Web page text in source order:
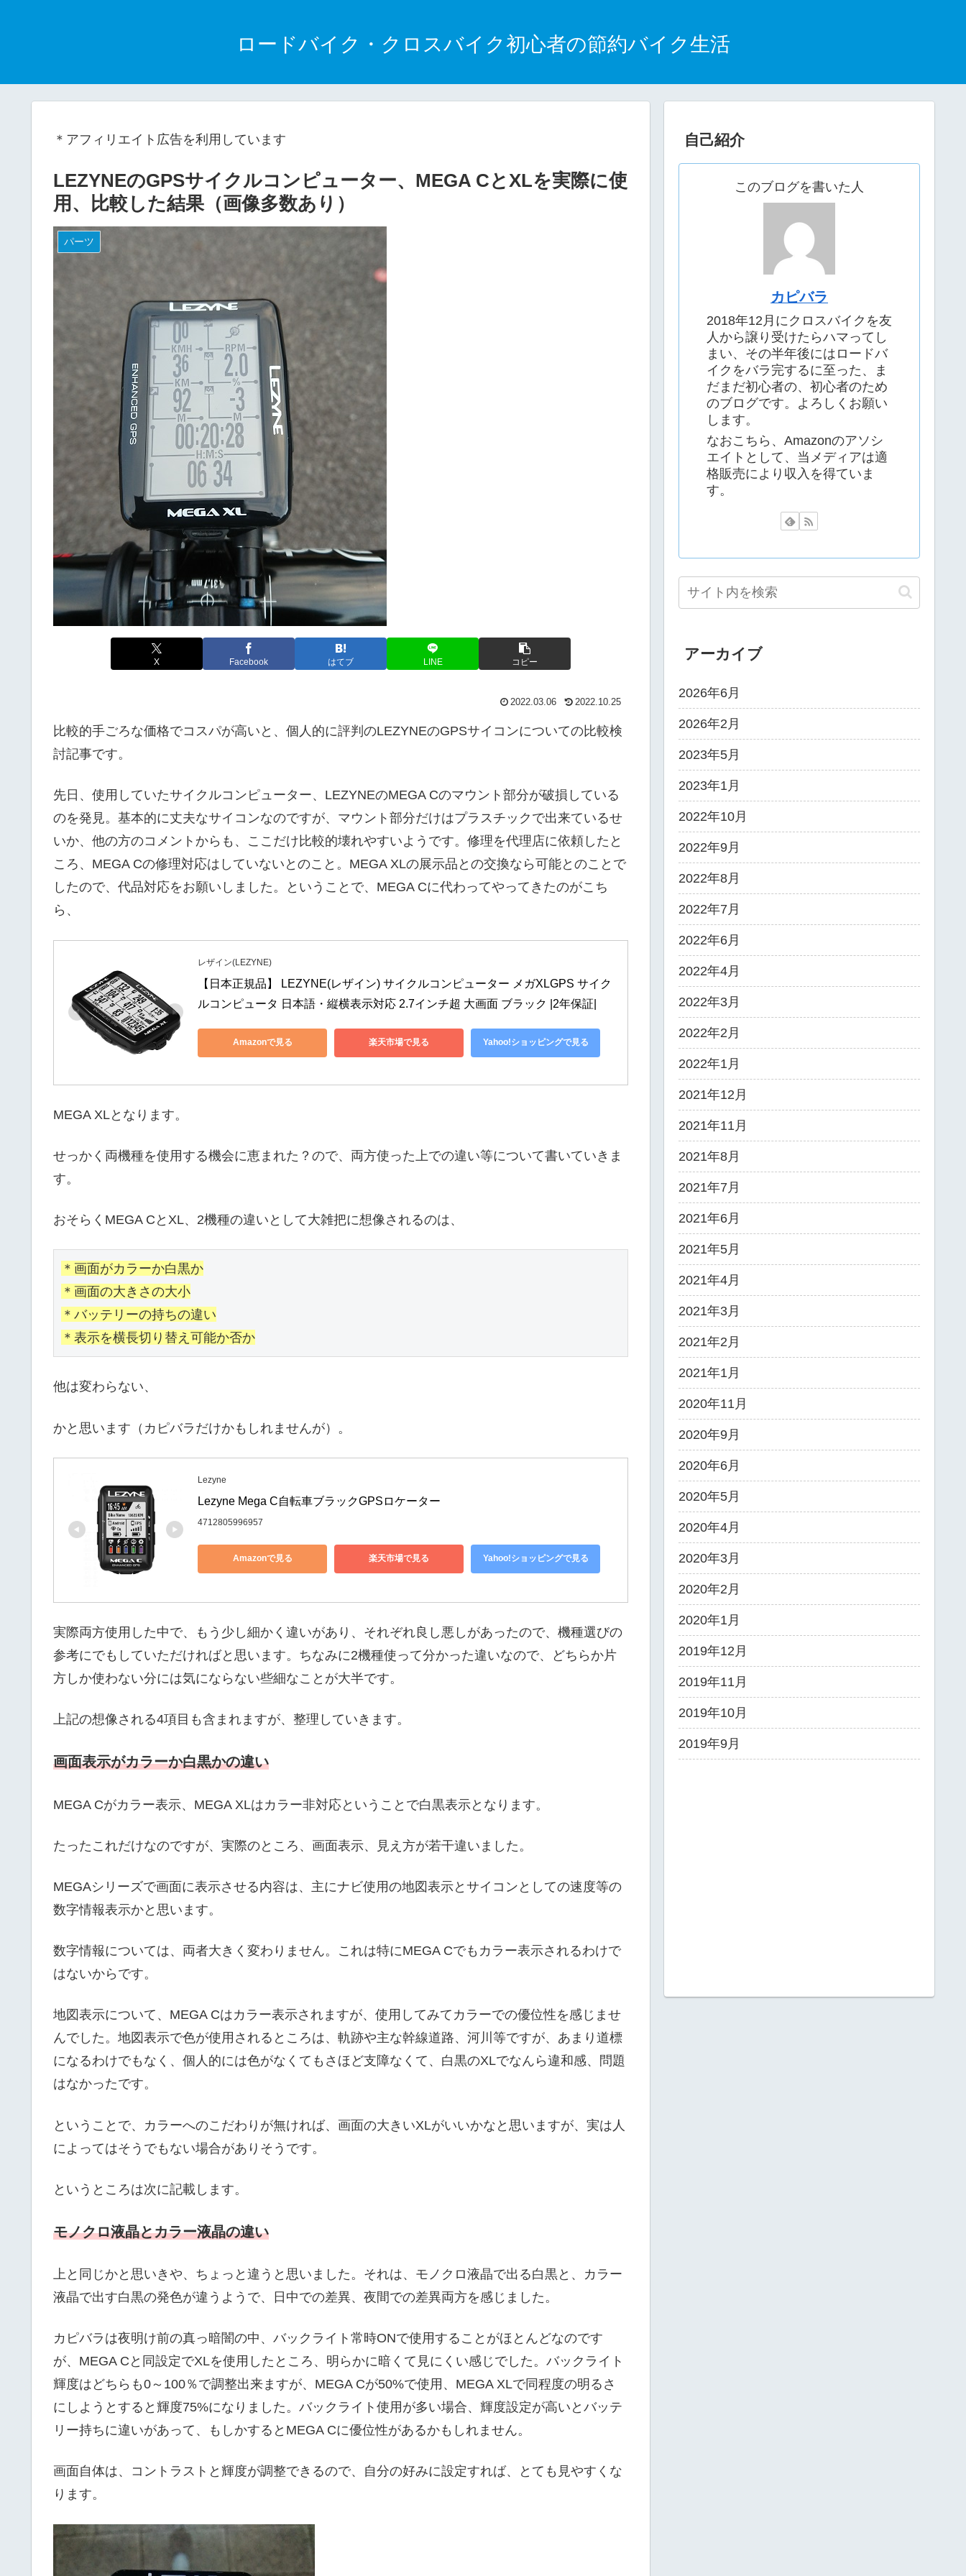
ロードバイク・クロスバイク初心者の節約バイク生活
＊アフィリエイト広告を利用しています
LEZYNEのGPSサイクルコンピューター、MEGA CとXLを実際に使
用、比較した結果（画像多数あり）
パーツ
X Facebook はてブ LINE コピー
2022.03.06 2022.10.25
比較的手ごろな価格でコスパが高いと、個人的に評判のLEZYNEのGPSサイコンについての比較検
討記事です。
先日、使用していたサイクルコンピューター、LEZYNEのMEGA Cのマウント部分が破損している
のを発見。基本的に丈夫なサイコンなのですが、マウント部分だけはプラスチックで出来ているせ
いか、他の方のコメントからも、ここだけ比較的壊れやすいようです。修理を代理店に依頼したと
ころ、MEGA Cの修理対応はしていないとのこと。MEGA XLの展示品との交換なら可能とのことで
したので、代品対応をお願いしました。ということで、MEGA Cに代わってやってきたのがこち
ら、
レザイン(LEZYNE)
【日本正規品】 LEZYNE(レザイン) サイクルコンピューター メガXLGPS サイク
ルコンピュータ 日本語・縦横表示対応 2.7インチ超 大画面 ブラック |2年保証|
Amazonで見る 楽天市場で見る Yahoo!ショッピングで見る
MEGA XLとなります。
せっかく両機種を使用する機会に恵まれた？ので、両方使った上での違い等について書いていきま
す。
おそらくMEGA CとXL、2機種の違いとして大雑把に想像されるのは、
＊画面がカラーか白黒か
＊画面の大きさの大小
＊バッテリーの持ちの違い
＊表示を横長切り替え可能か否か
他は変わらない、
かと思います（カピバラだけかもしれませんが）。
Lezyne
Lezyne Mega C自転車ブラックGPSロケーター
4712805996957
Amazonで見る 楽天市場で見る Yahoo!ショッピングで見る
実際両方使用した中で、もう少し細かく違いがあり、それぞれ良し悪しがあったので、機種選びの
参考にでもしていただければと思います。ちなみに2機種使って分かった違いなので、どちらか片
方しか使わない分には気にならない些細なことが大半です。
上記の想像される4項目も含まれますが、整理していきます。
画面表示がカラーか白黒かの違い
MEGA Cがカラー表示、MEGA XLはカラー非対応ということで白黒表示となります。
たったこれだけなのですが、実際のところ、画面表示、見え方が若干違いました。
MEGAシリーズで画面に表示させる内容は、主にナビ使用の地図表示とサイコンとしての速度等の
数字情報表示かと思います。
数字情報については、両者大きく変わりません。これは特にMEGA Cでもカラー表示されるわけで
はないからです。
地図表示について、MEGA Cはカラー表示されますが、使用してみてカラーでの優位性を感じませ
んでした。地図表示で色が使用されるところは、軌跡や主な幹線道路、河川等ですが、あまり道標
になるわけでもなく、個人的には色がなくてもさほど支障なくて、白黒のXLでなんら違和感、問題
はなかったです。
ということで、カラーへのこだわりが無ければ、画面の大きいXLがいいかなと思いますが、実は人
によってはそうでもない場合がありそうです。
というところは次に記載します。
モノクロ液晶とカラー液晶の違い
上と同じかと思いきや、ちょっと違うと思いました。それは、モノクロ液晶で出る白黒と、カラー
液晶で出す白黒の発色が違うようで、日中での差異、夜間での差異両方を感じました。
カピバラは夜明け前の真っ暗闇の中、バックライト常時ONで使用することがほとんどなのです
が、MEGA Cと同設定でXLを使用したところ、明らかに暗くて見にくい感じでした。バックライト
輝度はどちらも0～100％で調整出来ますが、MEGA Cが50%で使用、MEGA XLで同程度の明るさ
にしようとすると輝度75%になりました。バックライト使用が多い場合、輝度設定が高いとバッテ
リー持ちに違いがあって、もしかするとMEGA Cに優位性があるかもしれません。
画面自体は、コントラストと輝度が調整できるので、自分の好みに設定すれば、とても見やすくな
ります。
自己紹介
このブログを書いた人
カピバラ
2018年12月にクロスバイクを友
人から譲り受けたらハマってし
まい、その半年後にはロードバ
イクをバラ完するに至った、ま
だまだ初心者の、初心者のため
のブログです。よろしくお願い
します。
なおこちら、Amazonのアソシ
エイトとして、当メディアは適
格販売により収入を得ていま
す。
アーカイブ
2026年6月
2026年2月
2023年5月
2023年1月
2022年10月
2022年9月
2022年8月
2022年7月
2022年6月
2022年4月
2022年3月
2022年2月
2022年1月
2021年12月
2021年11月
2021年8月
2021年7月
2021年6月
2021年5月
2021年4月
2021年3月
2021年2月
2021年1月
2020年11月
2020年9月
2020年6月
2020年5月
2020年4月
2020年3月
2020年2月
2020年1月
2019年12月
2019年11月
2019年10月
2019年9月